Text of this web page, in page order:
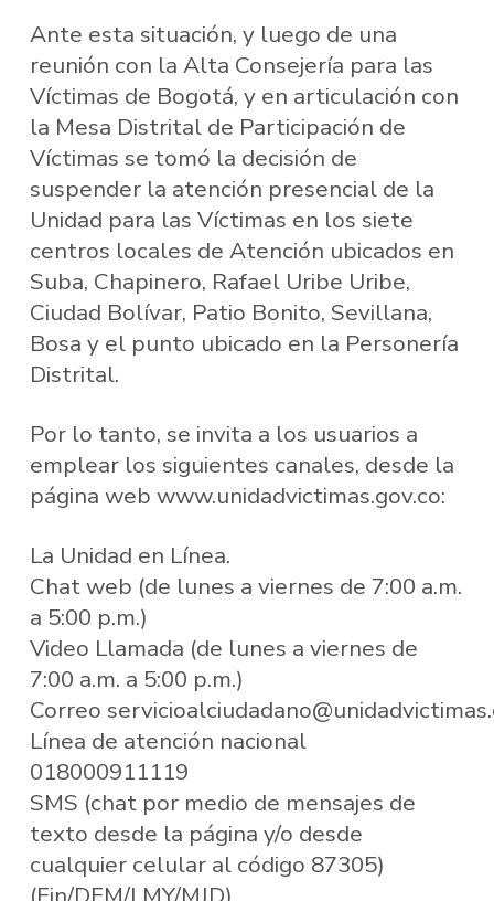
Ante esta situación, y luego de una
reunión con la Alta Consejería para las
Víctimas de Bogotá, y en articulación con
la Mesa Distrital de Participación de
Víctimas se tomó la decisión de
suspender la atención presencial de la
Unidad para las Víctimas en los siete
centros locales de Atención ubicados en
Suba, Chapinero, Rafael Uribe Uribe,
Ciudad Bolívar, Patio Bonito, Sevillana,
Bosa y el punto ubicado en la Personería
Distrital.
Por lo tanto, se invita a los usuarios a
emplear los siguientes canales, desde la
página web www.unidadvictimas.gov.co:
La Unidad en Línea.
Chat web (de lunes a viernes de 7:00 a.m.
a 5:00 p.m.)
Video Llamada (de lunes a viernes de
7:00 a.m. a 5:00 p.m.)
Correo
Línea de atención nacional
018000911119
SMS (chat por medio de mensajes de
texto desde la página y/o desde
cualquier celular al código 87305)